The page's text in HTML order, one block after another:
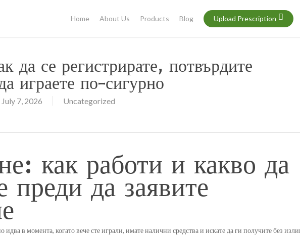
Home About Us Products Blog Upload Prescription
да се регистрирате, потвърдите
играете по-сигурно
July 7, 2026 Uncategorized
как работи и какво да
преди да заявите
идва в момента, когато вече сте играли, имате налични средства и искате да ги получите без